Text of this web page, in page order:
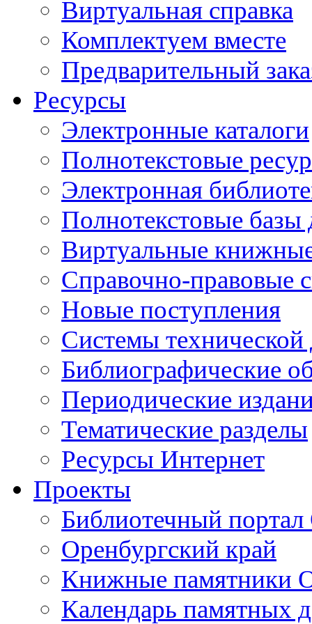
Виртуальная справка
Комплектуем вместе
Предварительный
Ресурсы
Электронные каталоги
Полнотекстовые
Электронная
Полнотекстовые
Виртуальные
Справочно-правовые
Новые поступления
Cистемы
Библиографические
Периодические
Тематические разделы
Ресурсы Интернет
Проекты
Библиотечный портал
Оренбургский край
Книжные памятники
Календарь памятных